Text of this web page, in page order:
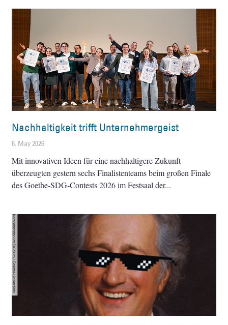
Nachhaltigkeit trifft Unternehmergeist
6. May 2026
Mit innovativen Ideen für eine nachhaltigere Zukunft
überzeugten gestern sechs Finalistenteams beim großen Finale
des Goethe-SDG-Contests 2026 im Festsaal der